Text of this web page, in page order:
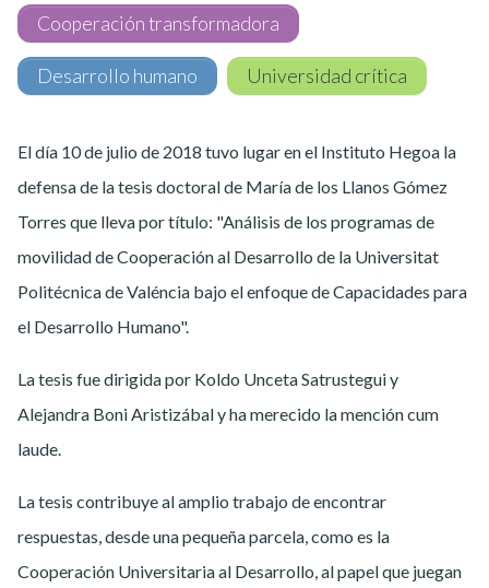
El día 10 de julio de 2018 tuvo lugar en el Instituto Hegoa la
defensa de la tesis doctoral de María de los Llanos Gómez
Torres que lleva por título: "Análisis de los programas de
movilidad de Cooperación al Desarrollo de la Universitat
Politécnica de Valéncia bajo el enfoque de Capacidades para
el Desarrollo Humano".
La tesis fue dirigida por Koldo Unceta Satrustegui y
Alejandra Boni Aristizábal y ha merecido la mención cum
laude.
La tesis contribuye al amplio trabajo de encontrar
respuestas, desde una pequeña parcela, como es la
Cooperación Universitaria al Desarrollo, al papel que juegan
Cooperación transformadora
Desarrollo humano Universidad crítica